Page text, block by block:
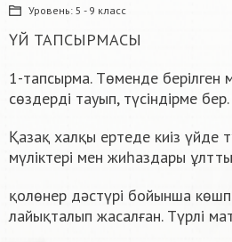
Уровень: 5 - 9 класс
ҮЙ ТАПСЫРМАСЫ
1-тапсырма. Төменде берілген
сөздерді тауып, түсіндірме бер.
Қазақ халқы ертеде киіз үйде
мүліктері мен жиһаздары
қолөнер дәстүрі бойынша
лайықталып жасалған. Түрлі